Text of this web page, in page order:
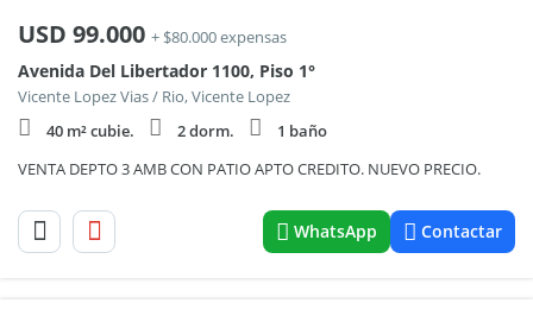
USD 99.000 + $80.000 expensas
Avenida Del Libertador 1100, Piso 1°
Vicente Lopez Vias / Rio, Vicente Lopez
40 m² cubie.
2 dorm.
1 baño
VENTA DEPTO 3 AMB CON PATIO APTO CREDITO. NUEVO PRECIO.
WhatsApp Contactar